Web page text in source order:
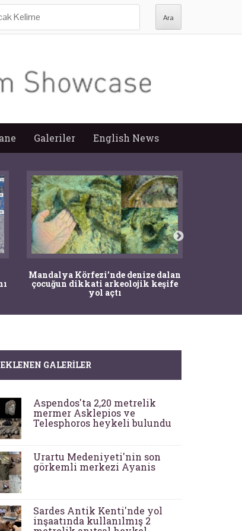
Galeriler English News
Mandalya Körfezi’nde denize dalan
çocuğun dikkati arkeolojik keşife
yol açtı
GALERILER
Aspendos'ta 2,20 metrelik
mermer Asklepios ve
Telesphoros heykeli bulundu
Urartu Medeniyeti'nin son
görkemli merkezi Ayanis
Sardes Antik Kenti'nde yol
inşaatında kullanılmış 2